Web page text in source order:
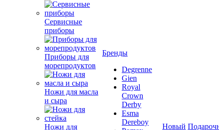
Сервисные
приборы
Приборы для
морепродуктов
Ножи для масла
и сыра
Ножи для
Бренды
Degrenne
Gien
Royal
Crown
Derby
Esma
Dereboy
Новый